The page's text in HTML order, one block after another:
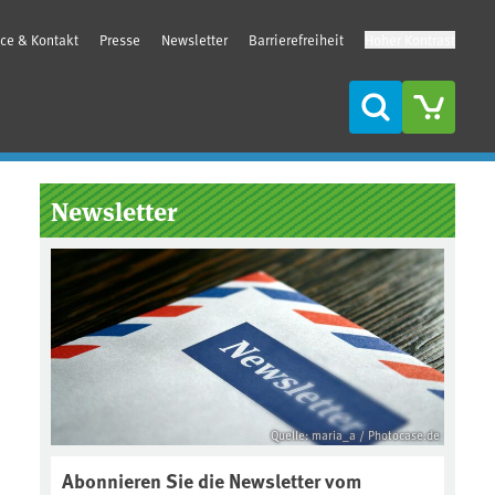
& Kontakt Presse Newsletter Barrierefreiheit
Suche
Seitenleiste
Newsletter
Quelle: maria_a / Photocase.de
Abonnieren Sie die Newsletter vom